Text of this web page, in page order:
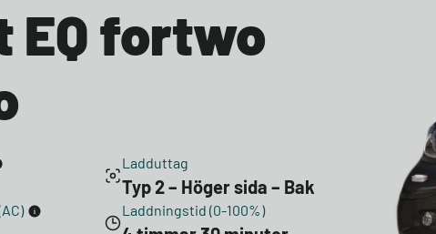
EQ fortwo
Ladduttag
Typ 2 – Höger sida – Bak
Laddningstid (0-100%)